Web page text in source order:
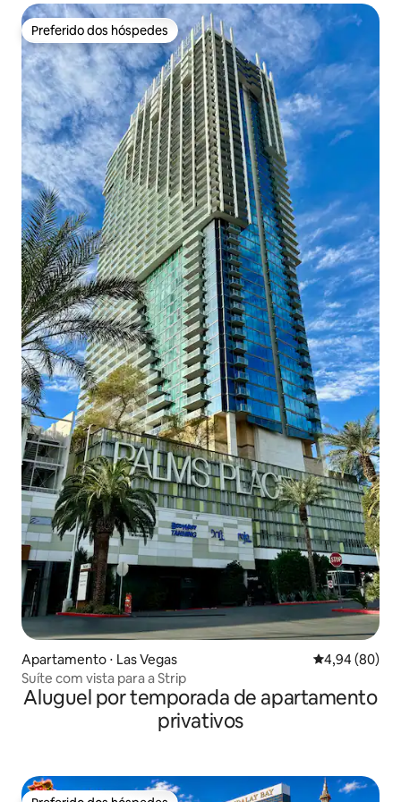
Preferido dos hóspedes
Preferido dos hóspedes
Apartamento ⋅ Las Vegas 4,94 de uma
4,94 (80)
Suíte com vista para a Strip
Aluguel por temporada de apartamento
privativos